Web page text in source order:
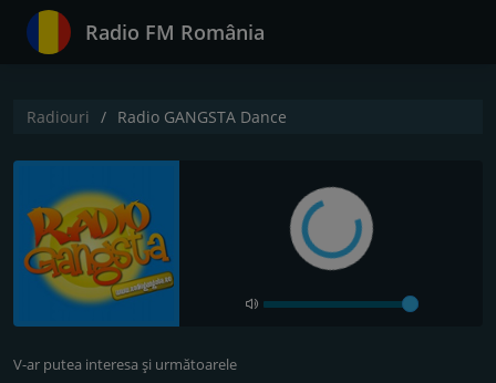
Radio FM România
Radiouri Radio GANGSTA Dance
V-ar putea interesa și următoarele